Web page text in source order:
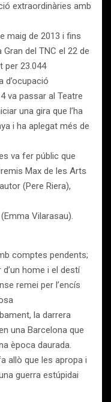
extraordinàries amb
maig de 2013 i fins
del TNC el 22 de
per 23.044
d’ocupació
va passar al Teatre
una gira que l’ha
i ha aplegat més de
va fer públic que
Max de les Arts
(Pere Riera),
Vilarasau).
comptes pendents;
home i el destí
remei per l’encís
la darrera
una Barcelona que
època daurada.
allò que les apropa i
guerra estúpidai